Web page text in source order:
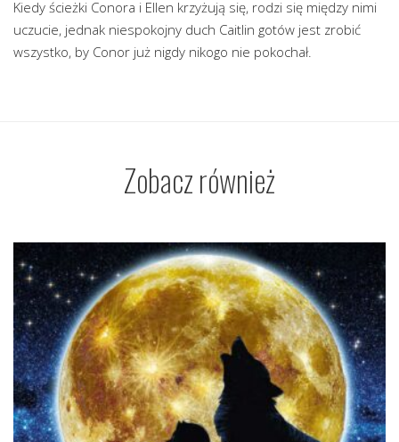
Kiedy ścieżki Conora i Ellen krzyżują się, rodzi się między nimi
uczucie, jednak niespokojny duch Caitlin gotów jest zrobić
wszystko, by Conor już nigdy nikogo nie pokochał.
Zobacz również